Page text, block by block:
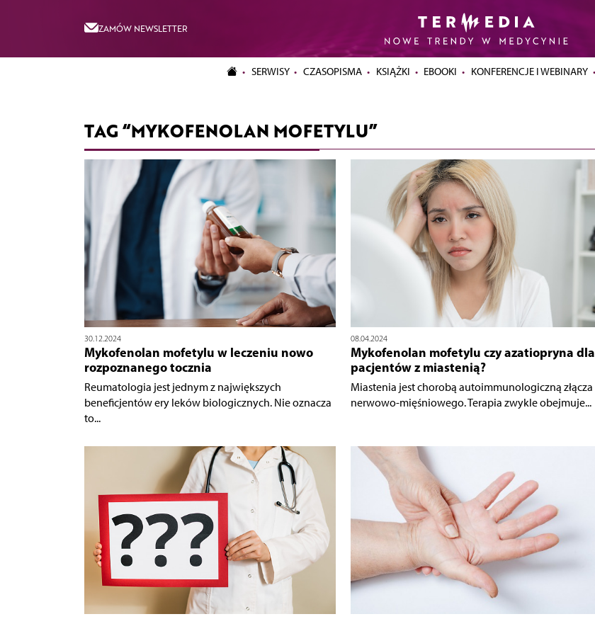
ZAMÓW NEWSLETTER
SERWISY CZASOPISMA KSIĄŻKI EBOOKI KONFERENCJE I WEBINARY
TAG “MYKOFENOLAN MOFETYLU”
30.12.2024
Mykofenolan mofetylu w leczeniu nowo
rozpoznanego tocznia
Reumatologia jest jednym z największych
beneficjentów ery leków biologicznych. Nie oznacza
to...
08.04.2024
Mykofenolan mofetylu czy azatiopryna dla
pacjentów z miastenią?
Miastenia jest chorobą autoimmunologiczną złącza
nerwowo-mięśniowego. Terapia zwykle obejmuje...